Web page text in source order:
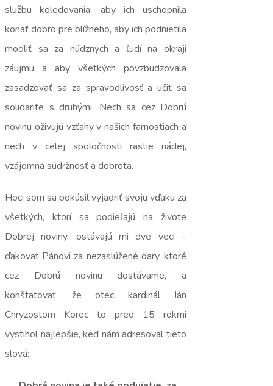
službu koledovania, aby ich uschopnila
konať dobro pre blížneho, aby ich podnietila
modliť sa za núdznych a ľudí na okraji
záujmu a aby všetkých povzbudzovala
zasadzovať sa za spravodlivosť a učiť sa
solidarite s druhými. Nech sa cez Dobrú
novinu oživujú vzťahy v našich farnostiach a
nech v celej spoločnosti rastie nádej,
vzájomná súdržnosť a dobrota.
Hoci som sa pokúsil vyjadriť svoju vďaku za
všetkých, ktorí sa podieľajú na živote
Dobrej noviny, ostávajú mi dve veci –
ďakovať Pánovi za nezaslúžené dary, ktoré
cez Dobrú novinu dostávame, a
konštatovať, že otec kardinál Ján
Chryzostom Korec to pred 15 rokmi
vystihol najlepšie, keď nám adresoval tieto
slová: